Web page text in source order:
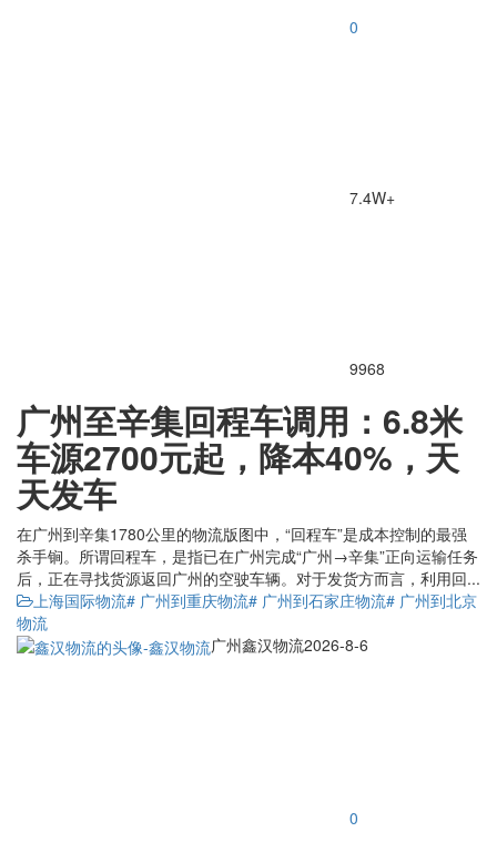
0
7.4W+
9968
广州至辛集回程车调用：6.8米
车源2700元起，降本40%，天
天发车
在广州到辛集1780公里的物流版图中，“回程车”是成本控制的最强
杀手锏。所谓回程车，是指已在广州完成“广州→辛集”正向运输任务
后，正在寻找货源返回广州的空驶车辆。对于发货方而言，利用回...
上海国际物流# 广州到重庆物流# 广州到石家庄物流# 广州到北京
物流
广州鑫汉物流2026-8-6
0